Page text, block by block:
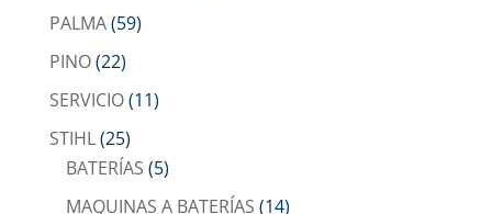
PALMA(59)
PINO(22)
SERVICIO(11)
STIHL(25)
BATERÍAS (5)
MAQUINAS A BATERÍAS (14)